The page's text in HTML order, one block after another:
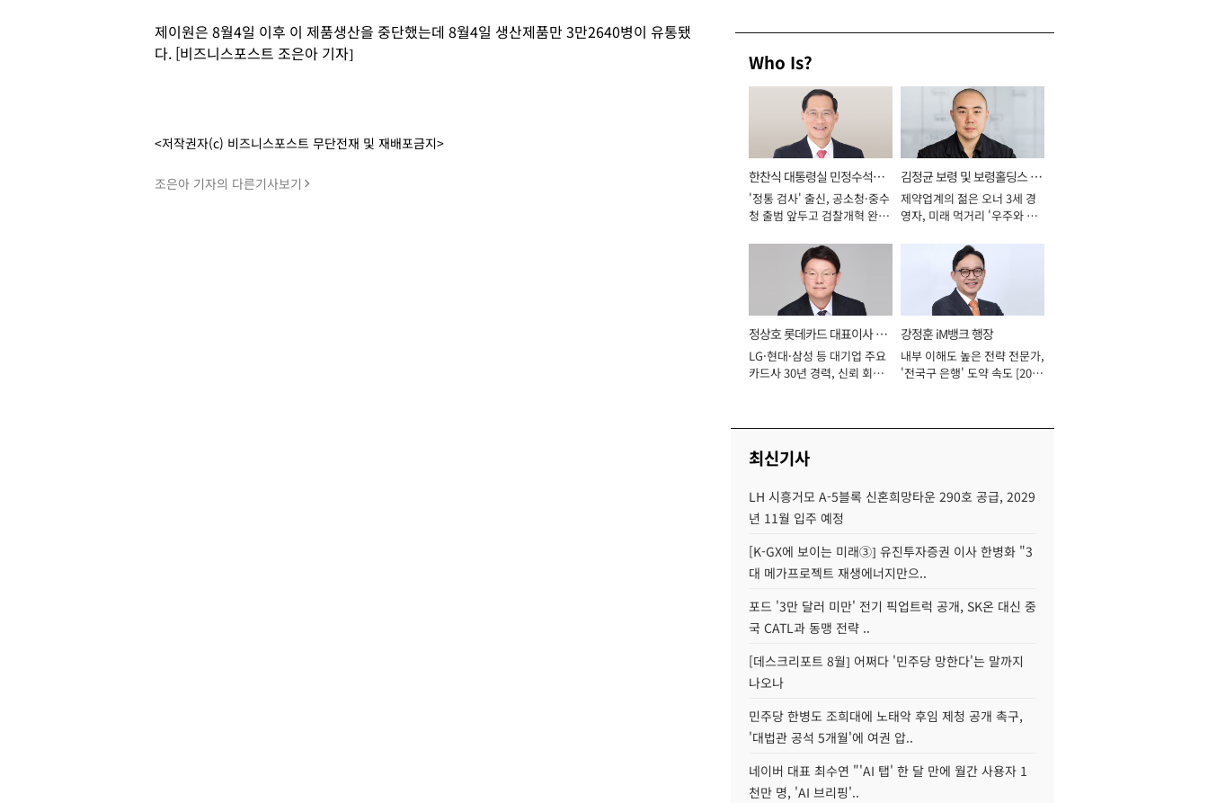
제이원은 8월4일 이후 이 제품생산을 중단했는데 8월4일 생산제품만 3만2640병이 유통됐
다. [비즈니스포스트 조은아 기자]
<저작권자(c) 비즈니스포스트 무단전재 및 재배포금지>
조은아 기자의 다른기사보기
Who Is?
한찬식 대통령실 민정수석비
서관
'정통 검사' 출신, 공소청·중수
청 출범 앞두고 검찰개혁 완수
김정균 보령 및 보령홀딩스 대
표이사 사장
제약업계의 젊은 오너 3세 경
영자, 미래 먹거리 '우주와 헬
정상호 롯데카드 대표이사 사
장
LG·현대·삼성 등 대기업 주요
카드사 30년 경력, 신뢰 회복
강정훈 iM뱅크 행장
내부 이해도 높은 전략 전문가,
'전국구 은행' 도약 속도 [2026
최신기사
LH 시흥거모 A-5블록 신혼희망타운 290호 공급, 2029
년 11월 입주 예정
[K-GX에 보이는 미래③] 유진투자증권 이사 한병화 "3
대 메가프로젝트 재생에너지만으..
포드 '3만 달러 미만' 전기 픽업트럭 공개, SK온 대신 중
국 CATL과 동맹 전략 ..
[데스크리포트 8월] 어쩌다 '민주당 망한다'는 말까지
나오나
민주당 한병도 조희대에 노태악 후임 제청 공개 촉구,
'대법관 공석 5개월'에 여권 압..
네이버 대표 최수연 "'AI 탭' 한 달 만에 월간 사용자 1
천만 명, 'AI 브리핑'..